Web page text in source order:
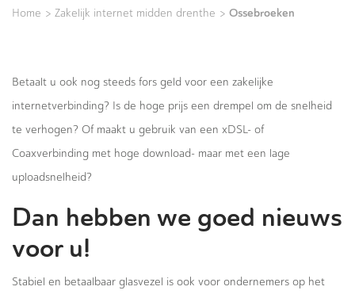
Home > Zakelijk internet midden drenthe > Ossebroeken
Betaalt u ook nog steeds fors geld voor een zakelijke
internetverbinding? Is de hoge prijs een drempel om de snelheid
te verhogen? Of maakt u gebruik van een xDSL- of
Coaxverbinding met hoge download- maar met een lage
uploadsnelheid?
Dan hebben we goed nieuws
voor u!
Stabiel en betaalbaar glasvezel is ook voor ondernemers op het